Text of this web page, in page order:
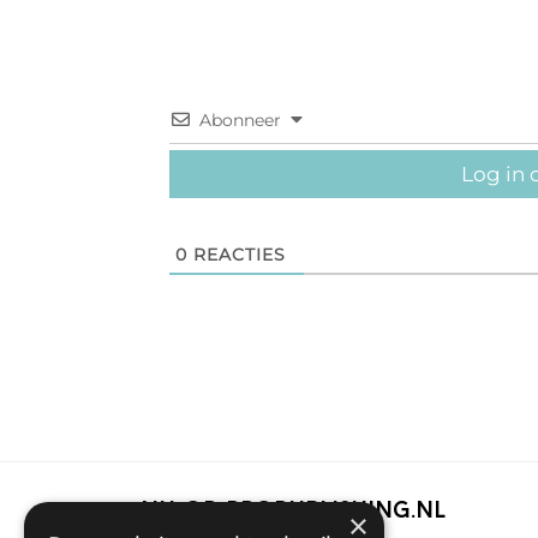
Abonneer
Log in
0 REACTIES
Nu op Propublishing.nl
×